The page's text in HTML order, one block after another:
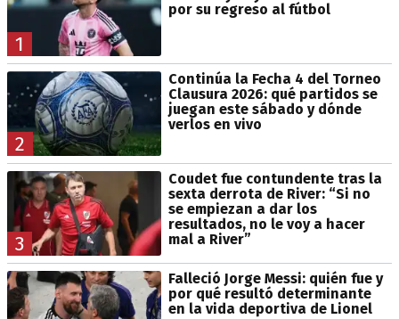
1
por su regreso al fútbol
2
Continúa la Fecha 4 del Torneo
Clausura 2026: qué partidos se
juegan este sábado y dónde
verlos en vivo
3
Coudet fue contundente tras la
sexta derrota de River: “Si no
se empiezan a dar los
resultados, no le voy a hacer
mal a River”
Falleció Jorge Messi: quién fue y
por qué resultó determinante
en la vida deportiva de Lionel